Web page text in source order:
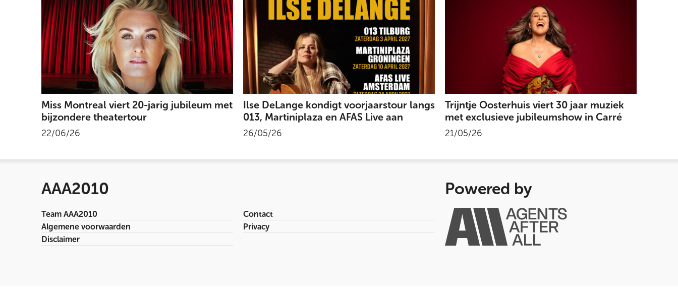
Miss Montreal viert 20-jarig jubileum met
bijzondere theatertour
22/06/26
Ilse DeLange kondigt voorjaarstour langs
013, Martiniplaza en AFAS Live aan
26/05/26
Trijntje Oosterhuis viert 30 jaar muziek
met exclusieve jubileumshow in Carré
21/05/26
AAA2010
Team AAA2010
Contact
Algemene voorwaarden
Privacy
Disclaimer
Powered by